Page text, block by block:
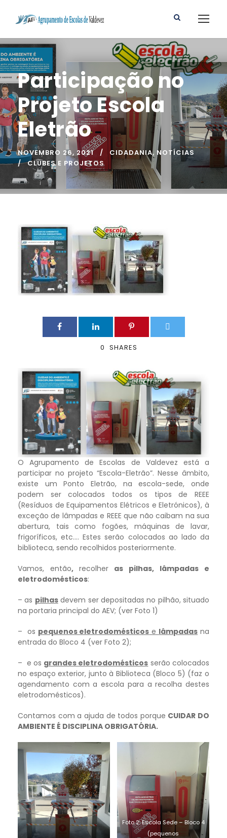
Participação no
Projeto Escola
Eletrão
NOVEMBRO 26, 2021 CIDADANIA, NOTÍCIAS
CLUBES E PROJETOS
0 SHARES
O Agrupamento de Escolas de Valdevez está a
participar no projeto “Escola-Eletrão”. Nesse âmbito,
existe um Ponto Eletrão, na escola-sede, onde
podem ser colocados todos os tipos de REEE
(Resíduos de Equipamentos Elétricos e Eletrónicos), à
exceção de lâmpadas e REEE que não caibam na sua
abertura, tais como fogões, máquinas de lavar,
frigoríficos, etc…. Estes serão colocados ao lado da
biblioteca, sendo recolhidos posteriormente.
Vamos, então, recolher as pilhas, lâmpadas e
eletrodomésticos:
– as pilhasdevem ser depositadas no pilhão, situado
na portaria principal do AEV; (ver Foto 1)
– os pequenos eletrodomésticos e lâmpadas na
entrada do Bloco 4 (ver Foto 2);
– e os grandes eletrodomésticos serão colocados
no espaço exterior, junto à Biblioteca (Bloco 5) (faz o
agendamento com a escola para a recolha destes
eletrodomésticos).
Contamos com a ajuda de todos porque CUIDAR DO
AMBIENTE É DISCIPLINA OBRIGATÓRIA.
Foto 2: Escola Sede – Bloco 4
(pequenos